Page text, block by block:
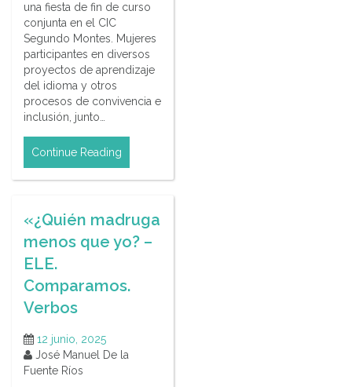
una fiesta de fin de curso
conjunta en el CIC
Segundo Montes. Mujeres
participantes en diversos
proyectos de aprendizaje
del idioma y otros
procesos de convivencia e
inclusión, junto…
Continue Reading
«¿Quién madruga
menos que yo? –
ELE.
Comparamos.
Verbos
12 junio, 2025
José Manuel De la
Fuente Ríos